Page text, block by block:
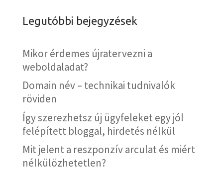
Legutóbbi bejegyzések
Mikor érdemes újratervezni a
weboldaladat?
Domain név – technikai tudnivalók
röviden
Így szerezhetsz új ügyfeleket egy jól
felépített bloggal, hirdetés nélkül
Mit jelent a reszponzív arculat és miért
nélkülözhetetlen?